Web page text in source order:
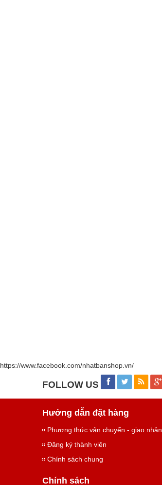
https://www.facebook.com/nhatbanshop.vn/
FOLLOW US
Hướng dẫn đặt hàng
Phương thức vận chuyển - giao nhận
Đăng ký thành viên
Chính sách chung
Chính sách